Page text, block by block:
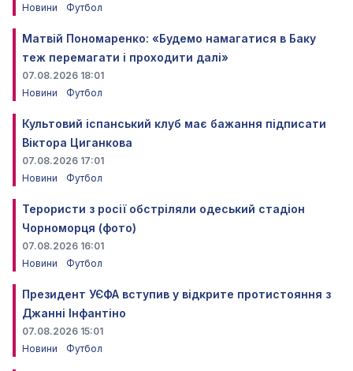
Новини
Футбол
Матвій Пономаренко: «Будемо намагатися в Баку
теж перемагати і проходити далі»
07.08.2026 18:01
Новини
Футбол
Культовий іспанський клуб має бажання підписати
Віктора Циганкова
07.08.2026 17:01
Новини
Футбол
Терористи з росії обстріляли одеський стадіон
Чорноморця (фото)
07.08.2026 16:01
Новини
Футбол
Президент УЄФА вступив у відкрите протистояння з
Джанні Інфантіно
07.08.2026 15:01
Новини
Футбол